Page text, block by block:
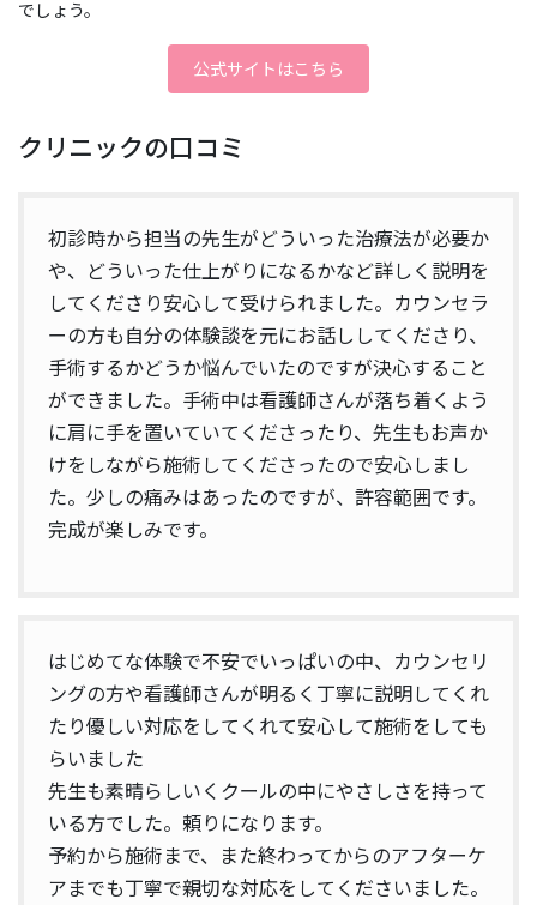
でしょう。
公式サイトはこちら
クリニックの口コミ
初診時から担当の先生がどういった治療法が必要か
や、どういった仕上がりになるかなど詳しく説明を
してくださり安心して受けられました。カウンセラ
ーの方も自分の体験談を元にお話ししてくださり、
手術するかどうか悩んでいたのですが決心すること
ができました。手術中は看護師さんが落ち着くよう
に肩に手を置いていてくださったり、先生もお声か
けをしながら施術してくださったので安心しまし
た。少しの痛みはあったのですが、許容範囲です。
完成が楽しみです。
はじめてな体験で不安でいっぱいの中、カウンセリ
ングの方や看護師さんが明るく丁寧に説明してくれ
たり優しい対応をしてくれて安心して施術をしても
らいました
先生も素晴らしいくクールの中にやさしさを持って
いる方でした。頼りになります。
予約から施術まで、また終わってからのアフターケ
アまでも丁寧で親切な対応をしてくださいました。